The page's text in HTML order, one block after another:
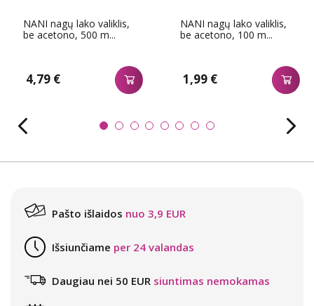
NANI nagų lako valiklis,
be acetono, 500 m...
4,79 €
NANI nagų lako valiklis,
be acetono, 100 m...
1,99 €
Pašto išlaidos nuo 3,9 EUR
Išsiunčiame per 24 valandas
Daugiau nei 50 EUR siuntimas nemokamas